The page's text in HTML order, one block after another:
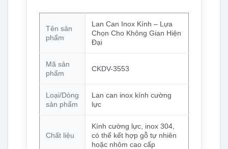
Tên sản
phẩm
Lan Can Inox Kính – Lựa
Chọn Cho Không Gian Hiện
Đại
Mã sản
phẩm
CKDV-3553
Loại/Dòng
sản phẩm
Lan can inox kính cường
lực
Chất liệu
Kính cường lực, inox 304,
có thể kết hợp gỗ tự nhiên
hoặc nhôm cao cấp